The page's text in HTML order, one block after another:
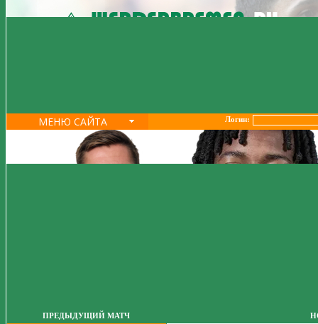
МЕНЮ САЙТА Логин:
ПРЕДЫДУЩИЙ МАТЧ